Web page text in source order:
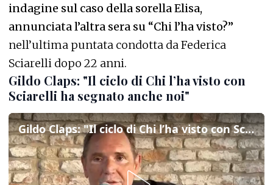
indagine sul caso della sorella Elisa,
annunciata l’altra sera su “Chi l’ha visto?”
nell’ultima puntata condotta da Federica
Sciarelli dopo 22 anni.
Gildo Claps: "Il ciclo di Chi l’ha visto con
Sciarelli ha segnato anche noi"
Gildo Claps: "Il ciclo di Chi l’ha visto con Sciarelli ha segnato anche noi"